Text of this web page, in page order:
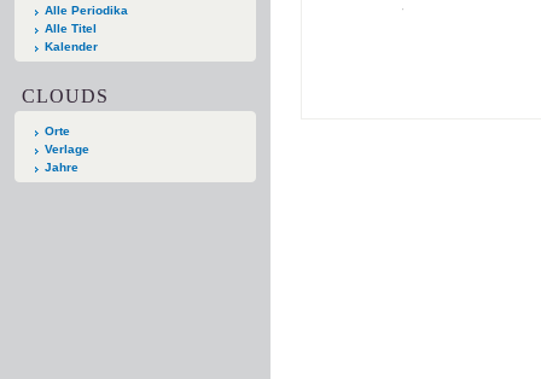
Alle Periodika
Alle Titel
Kalender
CLOUDS
Orte
Verlage
Jahre